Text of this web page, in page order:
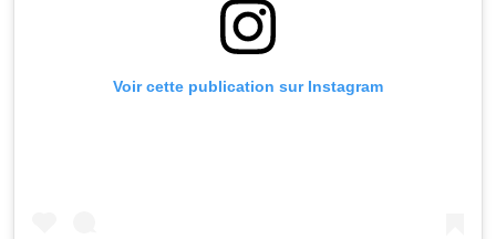
Voir cette publication sur Instagram